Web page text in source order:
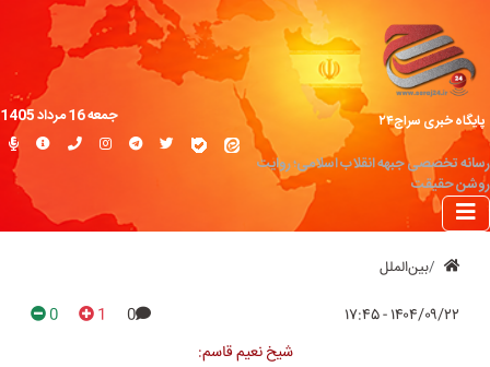
پایگاه خبری سراج۲۴
رسانه تخصصی جبهه انقلاب اسلامی؛ روایت
روشن حقیقت
جمعه 16 مرداد 1405
بین‌الملل
۱۴۰۴/۰۹/۲۲ - ۱۷:۴۵ 0
1
0
شیخ نعیم قاسم: